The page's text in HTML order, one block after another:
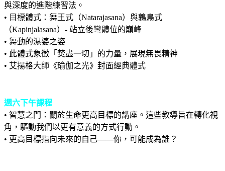
與深度的進階練習法。
• 目標體式：舞王式（Natarajasana）與鶉鳥式
（Kapinjalasana）- 站立後彎體位的巔峰
• 舞動的濕婆之姿
• 此體式象徵「焚盡一切」的力量，展現無畏精神
• 艾揚格大師《瑜伽之光》封面經典體式
週六下午課程
• 智慧之門：關於生命更高目標的講座。這些教導旨在轉化視
角，驅動我們以更有意義的方式行動。
• 更高目標指向未來的自己——你，可能成為誰？